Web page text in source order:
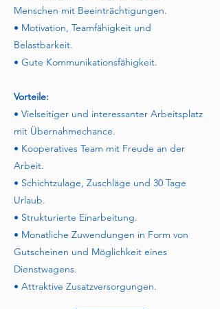
Menschen mit Beeinträchtigungen.
• Motivation, Teamfähigkeit und
Belastbarkeit.
• Gute Kommunikationsfähigkeit.
Vorteile:
• Vielseitiger und interessanter Arbeitsplatz
mit Übernahmechance.
• Kooperatives Team mit Freude an der
Arbeit.
• Schichtzulage, Zuschläge und 30 Tage
Urlaub.
• Strukturierte Einarbeitung.
• Monatliche Zuwendungen in Form von
Gutscheinen und Möglichkeit eines
Dienstwagens.
• Attraktive Zusatzversorgungen.